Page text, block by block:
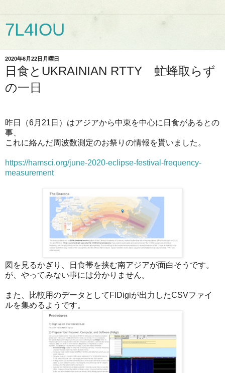
7L4IOU
2020年6月22日月曜日
日食とUKRAINIAN RTTY 虻蜂取らず
の一日
昨日（6月21日）はアジアから中東を中心に日食があるとの
事、
これに絡んだ周波数測定のお祭りの情報を貰いました。
https://hamsci.org/june-2020-eclipse-festival-frequency-
measurement
図を見るかぎり、日食帯を挟む南アジアが面白そうです。
が、やってみない事には分かりません。
また、比較用のデータとしてFlDigiが出力したCSVファイ
ルを集めるようです。